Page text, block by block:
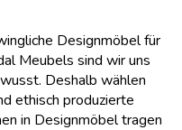
Designmöbel für
Meubels sind wir uns
Deshalb wählen
ethisch produzierte
in Designmöbel tragen